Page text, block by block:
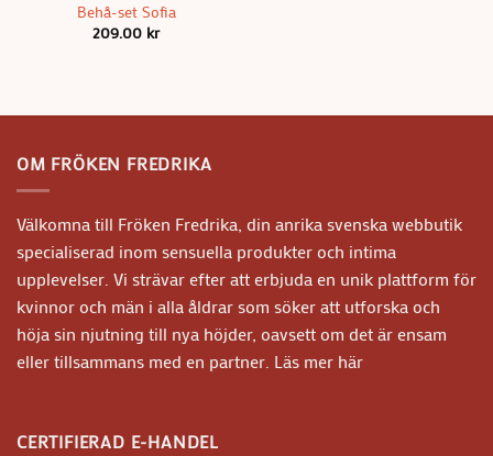
Behå-set Sofia
209.00 kr
OM FRÖKEN FREDRIKA
Välkomna till Fröken Fredrika, din anrika svenska webbutik
specialiserad inom sensuella produkter och intima
upplevelser. Vi strävar efter att erbjuda en unik plattform för
kvinnor och män i alla åldrar som söker att utforska och
höja sin njutning till nya höjder, oavsett om det är ensam
eller tillsammans med en partner. Läs mer här
CERTIFIERAD E-HANDEL